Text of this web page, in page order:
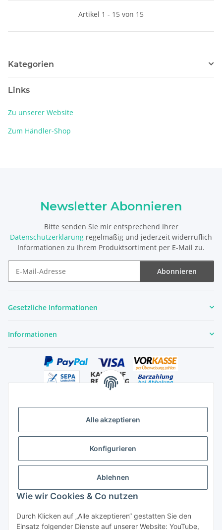
Alle akzeptieren
Konfigurieren
Ablehnen
Wie wir Cookies & Co nutzen
Durch Klicken auf „Alle akzeptieren“ gestatten Sie den
Einsatz folgender Dienste auf unserer Website: YouTube,
Artikel 1 - 15 von 15
Kategorien
Links
Zu unserer Website
Zum Händler-Shop
Newsletter Abonnieren
Bitte senden Sie mir entsprechend Ihrer
Datenschutzerklärung regelmäßig und jederzeit widerruflich
Informationen zu Ihrem Produktsortiment per E-Mail zu.
Abonnieren
Gesetzliche Informationen
Informationen
Vertrag widerrufen